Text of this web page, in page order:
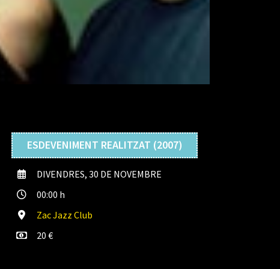
ESDEVENIMENT REALITZAT (2007)
DIVENDRES, 30 DE NOVEMBRE
00:00 h
Zac Jazz Club
20 €